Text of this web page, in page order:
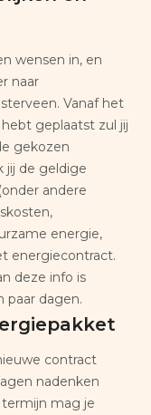
wensen in, en
naar
Vanaf het
geplaatst zul jij
gekozen
jij de geldige
andere
energie,
energiecontract.
deze info is
paar dagen.
contract
nadenken
mag je